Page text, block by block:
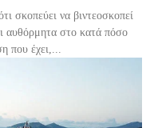
σκοπεύει να βιντεοσκοπεί
αυθόρμητα στο κατά πόσο
που έχει,...